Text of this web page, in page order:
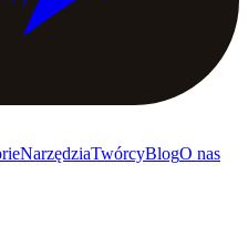
NarzędziaTwórcyBlogO nas